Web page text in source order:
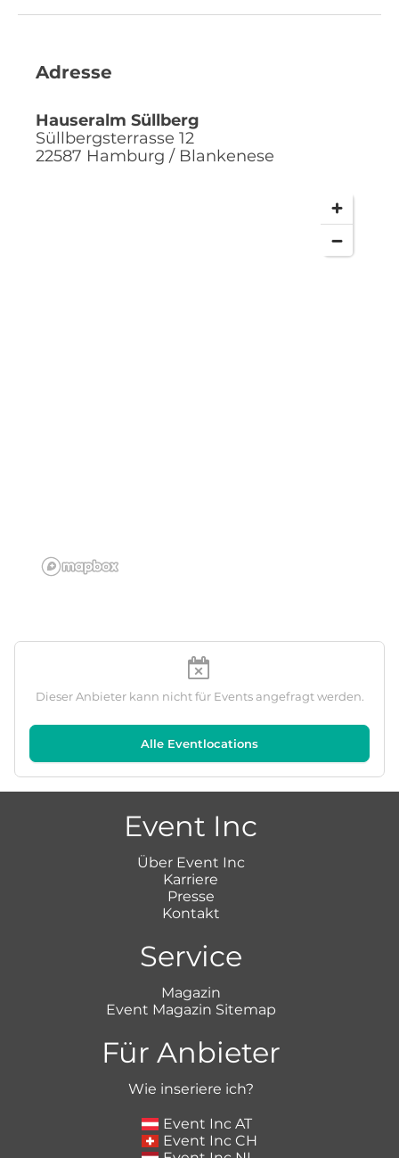
Adresse
Hauseralm Süllberg
Süllbergsterrasse 12
22587 Hamburg / Blankenese
Dieser Anbieter kann nicht für Events angefragt werden.
Alle Eventlocations
Event Inc
Über Event Inc
Karriere
Presse
Kontakt
Service
Magazin
Event Magazin Sitemap
Für Anbieter
Wie inseriere ich?
Event Inc AT
Event Inc CH